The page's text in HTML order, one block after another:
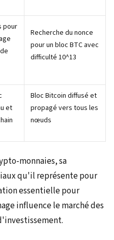
pour
Recherche du nonce
pour un bloc BTC avec
difficulté 10^13
et
Bloc Bitcoin diffusé et
propagé vers tous les
nœuds